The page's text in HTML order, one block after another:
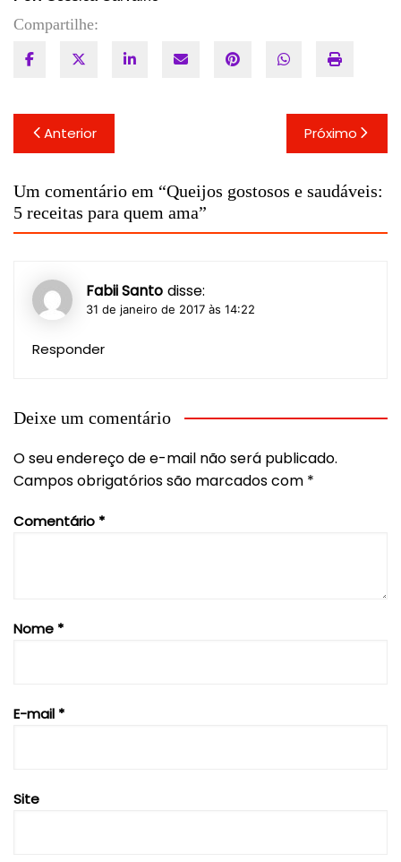
Compartilhe:
Navegação
de
Post
Anterior Próximo
Um comentário em “Queijos gostosos e saudáveis:
5 receitas para quem ama”
Fabii Santo disse:
31 de janeiro de 2017 às 14:22
Responder
Deixe um comentário
O seu endereço de e-mail não será publicado.
Campos obrigatórios são marcados com *
Comentário *
Nome *
E-mail *
Site